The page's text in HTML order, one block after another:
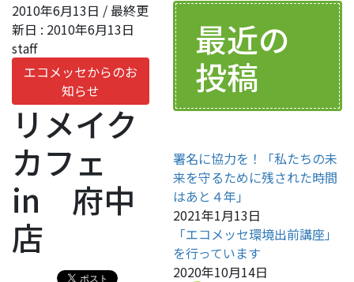
2010年6月13日 / 最終更
新日 : 2010年6月13日
staff
エコメッセからのお
知らせ
リメイク
カフェ
in 府中
店
最近の
投稿
署名に協力を！「私たちの未
来を守るために残された時間
はあと４年」
2021年1月13日
「エコメッセ環境出前講座」
を行っています
2020年10月14日